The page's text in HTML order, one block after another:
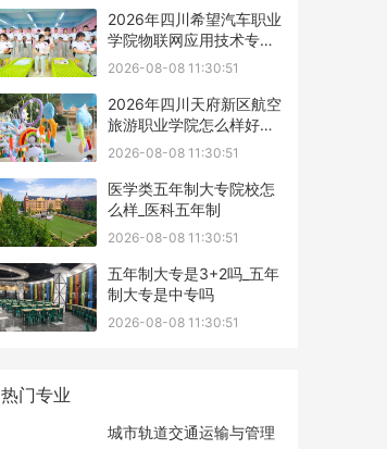
2026年四川希望汽车职业
学院物联网应用技术专业
如何
2026-08-08 11:30:51
2026年四川天府新区航空
旅游职业学院怎么样好不
好
2026-08-08 11:30:51
医学类五年制大专院校怎
么样_医科五年制
2026-08-08 11:30:51
五年制大专是3+2吗_五年
制大专是中专吗
2026-08-08 11:30:51
热门专业
城市轨道交通运输与管理